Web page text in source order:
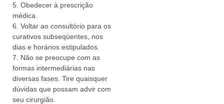
5. Obedecer à prescrição
médica.
6. Voltar ao consultório para os
curativos subseqüentes, nos
dias e horários estipulados.
7. Não se preocupe com as
formas intermediárias nas
diversas fases. Tire quaisquer
dúvidas que possam advir com
seu cirurgião.